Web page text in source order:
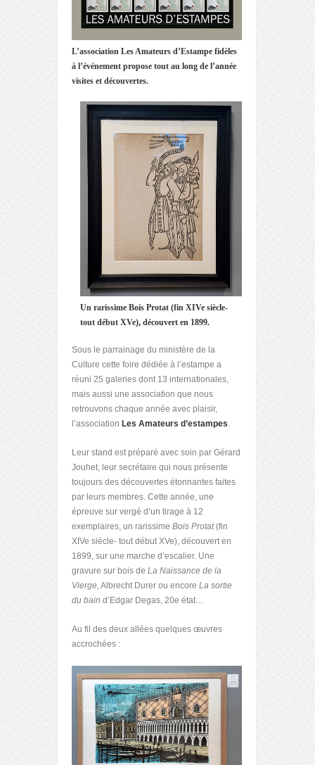
L’association Les Amateurs d’Estampe fidèles
à l’événement propose tout au long de l’année
visites et découvertes.
Un rarissime Bois Protat (fin XIVe siècle-
tout début XVe), découvert en 1899.
Sous le parrainage du ministère de la
Culture cette foire dédiée à l’estampe a
réuni 25 galeries dont 13 internationales,
mais aussi une association que nous
retrouvons chaque année avec plaisir,
l’association Les Amateurs d’estampes.
Leur stand est préparé avec soin par Gérard
Jouhet, leur secrétaire qui nous présente
toujours des découvertes étonnantes faites
par leurs membres. Cette année, une
épreuve sur vergé d’un tirage à 12
exemplaires, un rarissime Bois Protat(fin
XIVe siècle- tout début XVe), découvert en
1899, sur une marche d’escalier. Une
gravure sur bois de La Naissance de la
Vierge, Albrecht Durer ou encore La sortie
du bain d’Edgar Degas, 20e état…
Au fil des deux allées quelques œuvres
accrochées :